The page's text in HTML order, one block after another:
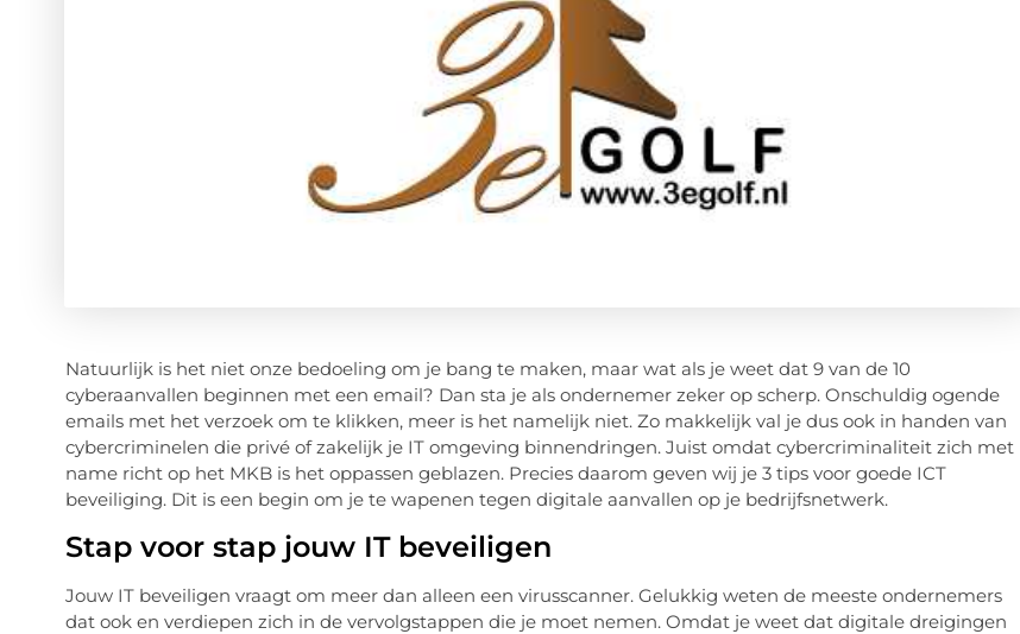
Natuurlijk is het niet onze bedoeling om je bang te maken, maar wat als je weet dat 9 van de 10
cyberaanvallen beginnen met een email? Dan sta je als ondernemer zeker op scherp. Onschuldig ogende
emails met het verzoek om te klikken, meer is het namelijk niet. Zo makkelijk val je dus ook in handen van
cybercriminelen die privé of zakelijk je IT omgeving binnendringen. Juist omdat cybercriminaliteit zich met
name richt op het MKB is het oppassen geblazen. Precies daarom geven wij je 3 tips voor goede ICT
beveiliging. Dit is een begin om je te wapenen tegen digitale aanvallen op je bedrijfsnetwerk.
Stap voor stap jouw IT beveiligen
Jouw IT beveiligen vraagt om meer dan alleen een virusscanner. Gelukkig weten de meeste ondernemers
dat ook en verdiepen zich in de vervolgstappen die je moet nemen. Omdat je weet dat digitale dreigingen